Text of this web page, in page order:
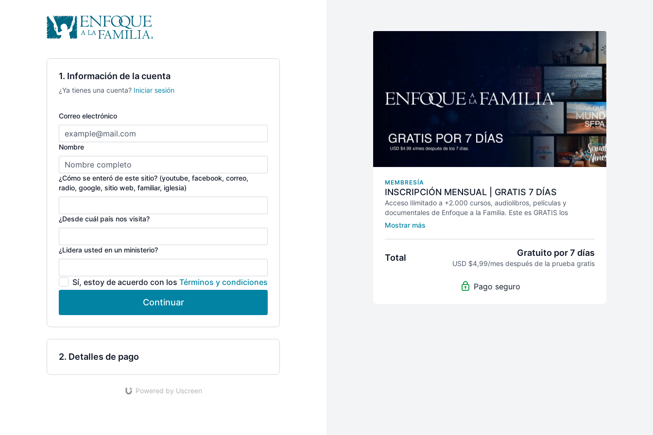
1. Información de la cuenta
¿Ya tienes una cuenta? Iniciar sesión
Correo electrónico
Nombre
¿Cómo se enteró de este sitio? (youtube, facebook, correo,
radio, google, sitio web, familiar, iglesia)
¿Desde cuál país nos visita?
¿Lidera usted en un ministerio?
Sí, estoy de acuerdo con los Términos y condiciones
Continuar
2. Detalles de pago
Powered by Uscreen
MEMBRESÍA
INSCRIPCIÓN MENSUAL | GRATIS 7 DÍAS
Acceso Ilimitado a +2.000 cursos, audiolibros, películas y
documentales de Enfoque a la Familia. Este es GRATIS los
primeros 7 días y luego se mantendrá activo por USD$4.99 al
Total Gratuito por 7 días
USD $4,99/mes después de la prueba gratis
Pago seguro